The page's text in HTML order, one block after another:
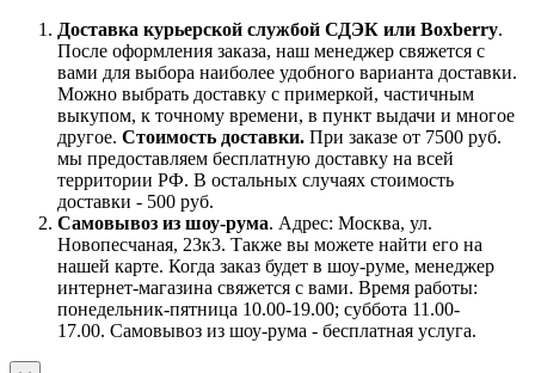
Доставка курьерской службой СДЭК или Boxberry.
После оформления заказа, наш менеджер свяжется с
вами для выбора наиболее удобного варианта доставки.
Можно выбрать доставку с примеркой, частичным
выкупом, к точному времени, в пункт выдачи и многое
другое. Стоимость доставки. При заказе от 7500 руб.
мы предоставляем бесплатную доставку на всей
территории РФ. В остальных случаях стоимость
доставки - 500 руб.
Самовывоз из шоу-рума. Адрес: Москва, ул.
Новопесчаная, 23к3. Также вы можете найти его на
нашей карте. Когда заказ будет в шоу-руме, менеджер
интернет-магазина свяжется с вами. Время работы:
понедельник-пятница 10.00-19.00; суббота 11.00-
17.00. Самовывоз из шоу-рума - бесплатная услуга.